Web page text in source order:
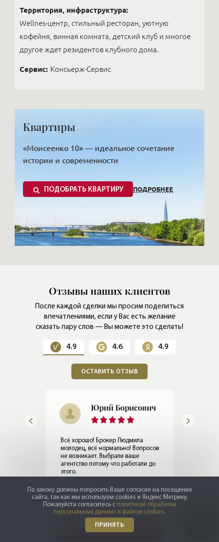
Территория, инфраструктура:
Wellnes-центр, стильный ресторан, уютную
кофейня, винная комната, детский клуб и многое
другое ждет резидентов клубного дома.
Сервис: Консьерж-Сервис
Квартиры
«Моисеенко 10» — идеальное сочетание
истории и современности
ПОДОБРАТЬ КВАРТИРУ ПОДРОБНЕЕ
возможности выбора и ее обустройства.
Проект включает 182 лота от студий до
пентхаусов с каминами и террасами,
Вы можете выбрать квартиру без отделки,
white Box или с чистовой отделкой.
высотой до 3,3 м, отличные мастер-спальни,
гостевые санузлы, просторные гардеробные.
Подземный паркинг
Если вы решили купить квартиру в
«Моисеенко 10», проблем с парковкой не
будет. В ЖК оборудован двухуровневый
подземный паркинг на 164 м/м, куда жильцов
доставляют бесшумные скоростные лифты.
Отзывы наших клиентов
После каждой сделки мы просим поделиться
впечатлениями,если у Вас есть желание
сказать пару слов — Вы можете это сделать!
4.9 4.6 4.9
ОСТАВИТЬ ОТЗЫВ
Юрий Борисович
Всё хорошо! Брокер Людмила
молодец, всё нормально! Вопросов
не возникает. Выбрали ваше
агентство потому что работали до
этого.
ВСЕ ОТЗЫВЫ КЛИЕНТОВ
По закону должны попросить Ваше согласие на посещение
сайта, так как мы используем cookies и Яндекс Метрику.
Пожалуйста согласитесь с политикой обработки
персональных данных и файлов cookies.
ПРИНЯТЬ